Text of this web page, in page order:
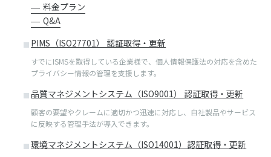
料金プラン
Q&A
PIMS（ISO27701） 認証取得・更新
すでにISMSを取得している企業様で、個⼈情報保護法の対応を含めた
プライバシー情報の管理を支援します。
品質マネジメントシステム（ISO9001） 認証取得・更新
顧客の要望やクレームに適切かつ迅速に対応し、⾃社製品やサービス
に反映する管理⼿法が導⼊できます。
環境マネジメントシステム（ISO14001）認証取得・更新